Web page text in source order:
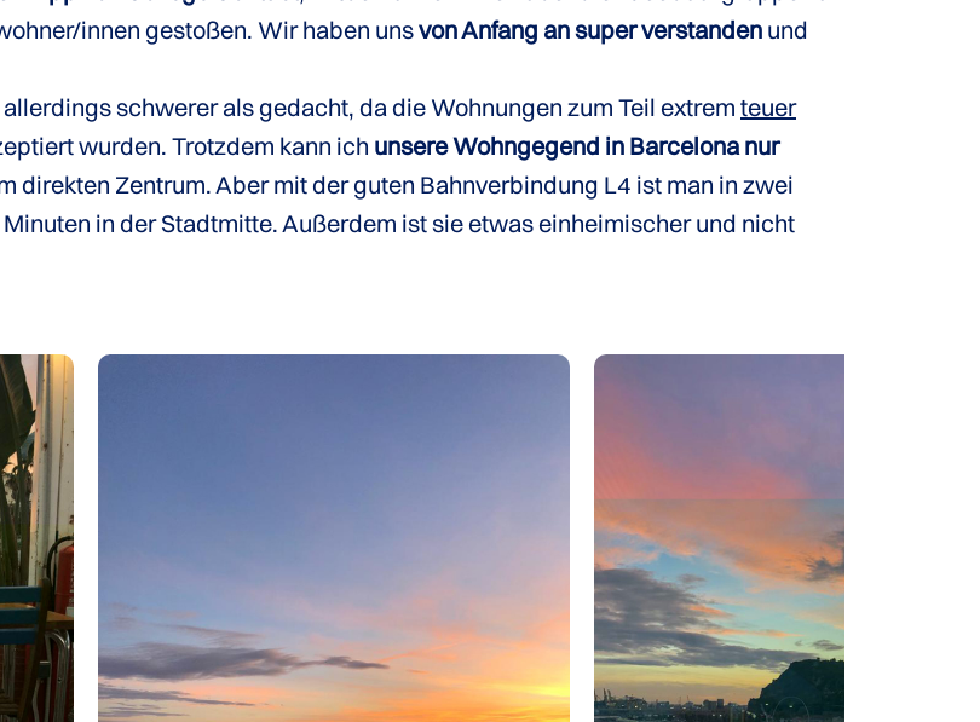
innen gestoßen. Wir haben unsvon Anfang an super verstanden und
schwerer als gedacht, da die Wohnungen zum Teil extrem teuer
wurden. Trotzdem kann ich unsere Wohngegend in Barcelona nur
direkten Zentrum. Aber mit der guten Bahnverbindung L4 ist man in zwei
in der Stadtmitte. Außerdem ist sie etwas einheimischer und nicht